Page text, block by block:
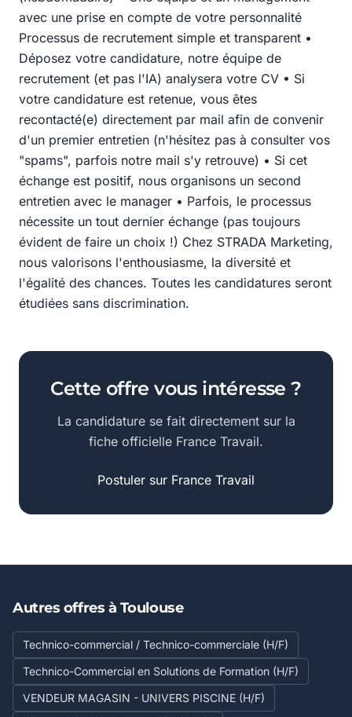
avec une prise en compte de votre personnalité
Processus de recrutement simple et transparent •
Déposez votre candidature, notre équipe de
recrutement (et pas l'IA) analysera votre CV • Si
votre candidature est retenue, vous êtes
recontacté(e) directement par mail afin de convenir
d'un premier entretien (n'hésitez pas à consulter vos
"spams", parfois notre mail s'y retrouve) • Si cet
échange est positif, nous organisons un second
entretien avec le manager • Parfois, le processus
nécessite un tout dernier échange (pas toujours
évident de faire un choix !) Chez STRADA Marketing,
nous valorisons l'enthousiasme, la diversité et
l'égalité des chances. Toutes les candidatures seront
étudiées sans discrimination.
Cette offre vous intéresse ?
La candidature se fait directement sur la
fiche officielle France Travail.
Postuler sur France Travail
Autres offres à Toulouse
Technico-commercial / Technico-commerciale (H/F)
Technico-Commercial en Solutions de Formation (H/F)
VENDEUR MAGASIN - UNIVERS PISCINE (H/F)